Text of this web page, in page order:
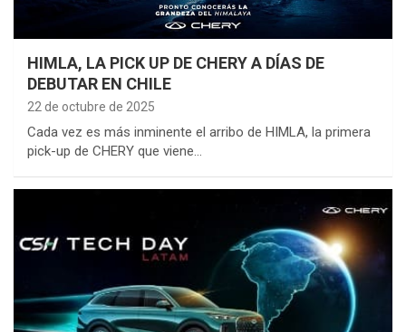
HIMLA, LA PICK UP DE CHERY A DÍAS DE
DEBUTAR EN CHILE
22 de octubre de 2025
Cada vez es más inminente el arribo de HIMLA, la primera
pick-up de CHERY que viene…